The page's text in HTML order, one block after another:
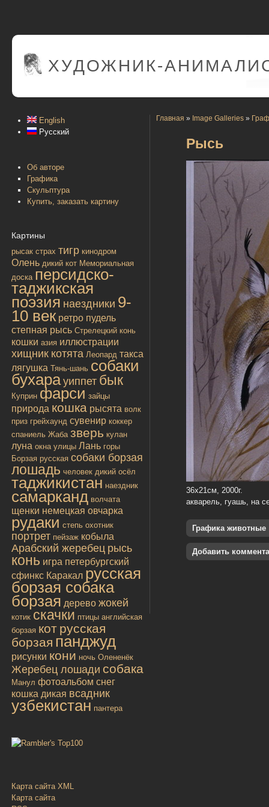
ХУДОЖНИК-
English
Русский
Об авторе
Графика
Скульптура
Купить, заказать картину
Картины
рысак страх тигр кинодром
Олень дикий кот Мемориальная
доска персидско-
таджикская
поэзия наездники 9-
10 век ретро пудель
степная рысь Стрелецкий конь
кошки азия иллюстрации
хищник котята Леопард такса
лягушка Тянь-шань собаки
бухара уиппет бык
Куприн фарси зайцы
природа кошка рысята волк
приз грейхаунд сувенир коккер
спаниель Жаба зверь кулан
луна окна улицы Лань горы
Борзая русская собаки борзая
лошадь человек дикий осёл
таджикистан наездник
самарканд волчата
щенки немецкая овчарка
рудаки степь охотник
портрет пейзаж кобыла
Арабский жеребец рысь
конь игра петербургский
сфинкс Каракал русская
борзая собака
борзая дерево жокей
котик скачки птицы английская
борзая кот русская
борзая панджуд
рисунки кони ночь Олененёк
Жеребец лошади собака
Манул фотоальбом снег
кошка дикая всадник
узбекистан пантера
Карта сайта XML
Карта сайта
Главная » Image Galleries »
Рысь
36х21см, 2000г.
акварель, гуашь, на
Графика животные
Добавить